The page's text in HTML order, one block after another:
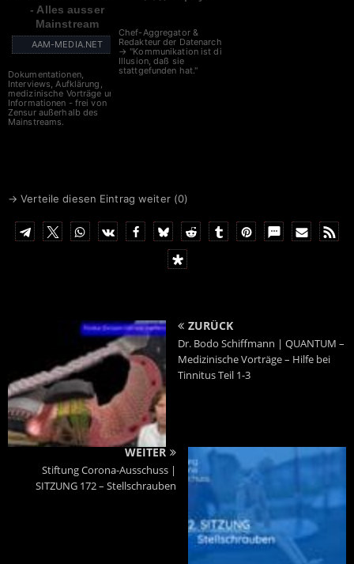
- Alles ausser
Mainstream
AAM-MEDIA.NET
Dokumentationen,
Interviews, Aufklärung,
medizinische Vorträge und
Informationen - frei von
Zensur außerhalb des
Mainstreams.
Chef-Aggregator &
Redakteur der Datenarche
→ "Kommunikation ist die
Illusion, daß sie
stattgefunden hat."
→ Verteile diesen Eintrag weiter (0)
ZURÜCK
Dr. Bodo Schiffmann | QUANTUM –
Medizinische Vorträge – Hilfe bei
Tinnitus Teil 1-3
WEITER
Stiftung Corona-Ausschuss |
SITZUNG 172 – Stellschrauben